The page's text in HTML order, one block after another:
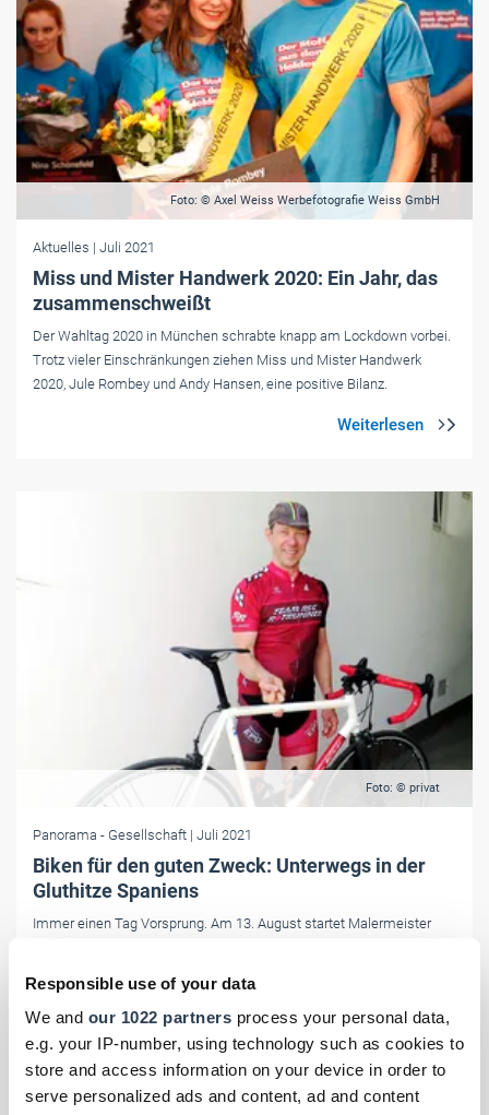
Responsible use of your data
We and our 1022 partners process your personal data,
e.g. your IP-number, using technology such as cookies to
store and access information on your device in order to
serve personalized ads and content, ad and content
Foto: © Axel Weiss Werbefotografie Weiss GmbH
Aktuelles | Juli 2021
Miss und Mister Handwerk 2020: Ein Jahr, das
zusammenschweißt
Der Wahltag 2020 in München schrabte knapp am Lockdown vorbei.
Trotz vieler Einschränkungen ziehen Miss und Mister Handwerk
2020, Jule Rombey und Andy Hansen, eine positive Bilanz.
Foto: © privat
Panorama - Gesellschaft | Juli 2021
Biken für den guten Zweck: Unterwegs in der
Gluthitze Spaniens
Immer einen Tag Vorsprung. Am 13. August startet Malermeister
mit seinem Rennrad jede Tour einen Tag vor den Profis und sammelt
so Spenden für "Burundi Bikes for Burundi Kids".